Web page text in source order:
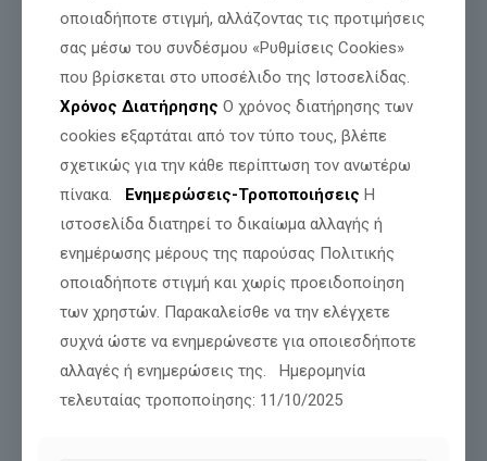
οποιαδήποτε στιγμή, αλλάζοντας τις προτιμήσεις
σας μέσω του συνδέσμου «Ρυθμίσεις Cookies»
που βρίσκεται στο υποσέλιδο της Ιστοσελίδας.
Χρόνος Διατήρησης Ο χρόνος διατήρησης των
cookies εξαρτάται από τον τύπο τους, βλέπε
σχετικώς για την κάθε περίπτωση τον ανωτέρω
πίνακα. Ενημερώσεις-Τροποποιήσεις Η
ιστοσελίδα διατηρεί το δικαίωμα αλλαγής ή
ενημέρωσης μέρους της παρούσας Πολιτικής
οποιαδήποτε στιγμή και χωρίς προειδοποίηση
των χρηστών. Παρακαλείσθε να την ελέγχετε
συχνά ώστε να ενημερώνεστε για οποιεσδήποτε
αλλαγές ή ενημερώσεις της. Ημερομηνία
τελευταίας τροποποίησης: 11/10/2025